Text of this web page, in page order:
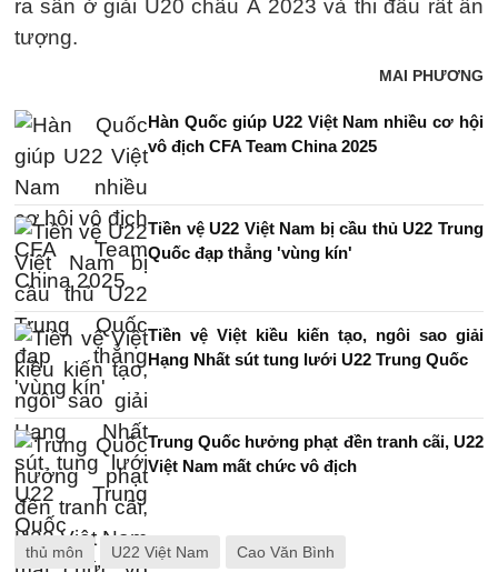
ra sân ở giải U20 châu Á 2023 và thi đấu rất ấn
tượng.
MAI PHƯƠNG
Hàn Quốc giúp U22 Việt Nam nhiều cơ hội
vô địch CFA Team China 2025
Tiền vệ U22 Việt Nam bị cầu thủ U22 Trung
Quốc đạp thẳng 'vùng kín'
Tiền vệ Việt kiều kiến tạo, ngôi sao giải
Hạng Nhất sút tung lưới U22 Trung Quốc
Trung Quốc hưởng phạt đền tranh cãi, U22
Việt Nam mất chức vô địch
thủ môn U22 Việt Nam Cao Văn Bình